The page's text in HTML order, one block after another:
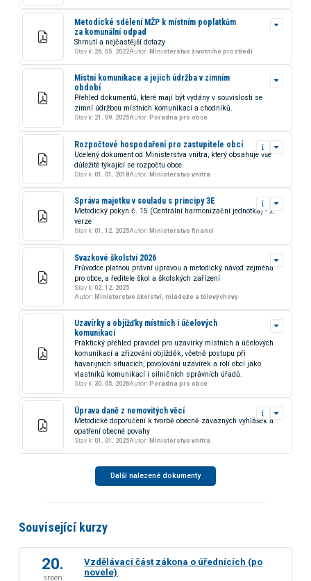
Metodické sdělení MŽP k místním poplatkům
za komunální odpad
Shrnutí a nejčastější dotazy
Stav k: 26. 05. 2022Autor: Ministerstvo životního prostředí
Místní komunikace a jejich údržba v zimním
období
Přehled dokumentů, které mají být vydány v souvislosti se
zimní údržbou místních komunikací a chodníků.
Stav k: 21. 09. 2025Autor: Poradna pro obce
Rozpočtové hospodaření pro zastupitele obcí
Ucelený dokument od Ministerstva vnitra, který obsahuje vše
důležité týkající se rozpočtu obce.
Stav k: 01. 01. 2018Autor: Ministerstvo vnitra
Správa majetku v souladu s principy 3E
Metodický pokyn č. 15 (Centrální harmonizační jednotka) - 2.
verze
Stav k: 01. 12. 2025Autor: Ministerstvo financí
Svazkové školství 2026
Průvodce platnou právní úpravou a metodický návod zejména
pro obce, a ředitele škol a školských zařízení
Stav k: 02. 12. 2025
Autor: Ministerstvo školství, mládeže a tělovýchovy
Uzavírky a objížďky místních i účelových
komunikací
Praktický přehled pravidel pro uzavírky místních a účelových
komunikací a zřizování objížděk, včetně postupu při
havarijních situacích, povolování uzavírek a rolí obcí jako
vlastníků komunikací i silničních správních úřadů.
Stav k: 30. 05. 2026Autor: Poradna pro obce
Úprava daně z nemovitých věcí
Metodické doporučení k tvorbě obecně závazných vyhlášek a
opatření obecné povahy
Stav k: 01. 01. 2025Autor: Ministerstvo vnitra
Další nalezené dokumenty
Související kurzy
20.
srpen
Vzdělávací část zákona o úřednících (po
novele)